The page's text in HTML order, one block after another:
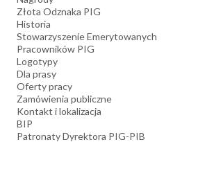
Złota Odznaka PIG
Historia
Stowarzyszenie Emerytowanych
Pracowników PIG
Logotypy
Dla prasy
Oferty pracy
Zamówienia publiczne
Kontakt i lokalizacja
BIP
Patronaty Dyrektora PIG-PIB